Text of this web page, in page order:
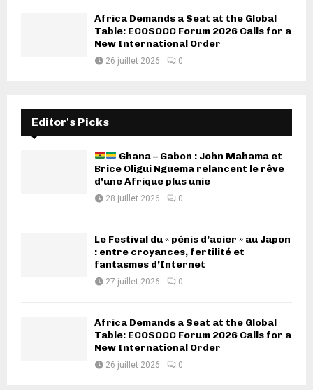
Africa Demands a Seat at the Global
Table: ECOSOCC Forum 2026 Calls for a
New International Order
26 juillet 2026 0
Editor's Picks
Ghana – Gabon : John Mahama et
Brice Oligui Nguema relancent le rêve
d’une Afrique plus unie
28 juillet 2026 0
Le Festival du « pénis d’acier » au Japon
: entre croyances, fertilité et
fantasmes d’Internet
27 juillet 2026 0
Africa Demands a Seat at the Global
Table: ECOSOCC Forum 2026 Calls for a
New International Order
26 juillet 2026 0